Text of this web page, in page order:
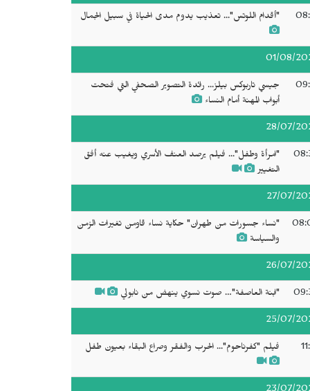
"أقدام اللوتس"... تعذيب يدوم مدى الحياة في سبيل الجمال
01/08/
جيسي تاربوكس بيلز... رائدة التصوير الصحفي التي فتحت
أبواب المهنة أمام النساء
28/07/
"امرأة وطفل"... فيلم يرصد العنف الأسري ويغيب عنه أفق
التغيير
27/07/
"نساء جسورات من طهران" حكاية نساء قاومن تغيرات الزمن
والسياسة
26/07/
"ابنة العاصفة"… صوت نسوي ينهض من نابولي
25/07/
فيلم "كفرناحوم"... الحرب والفقر وصراع البقاء بعيون طفل